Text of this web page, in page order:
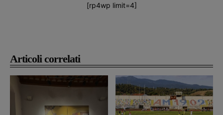
Articoli correlati
[rp4wp limit=4]